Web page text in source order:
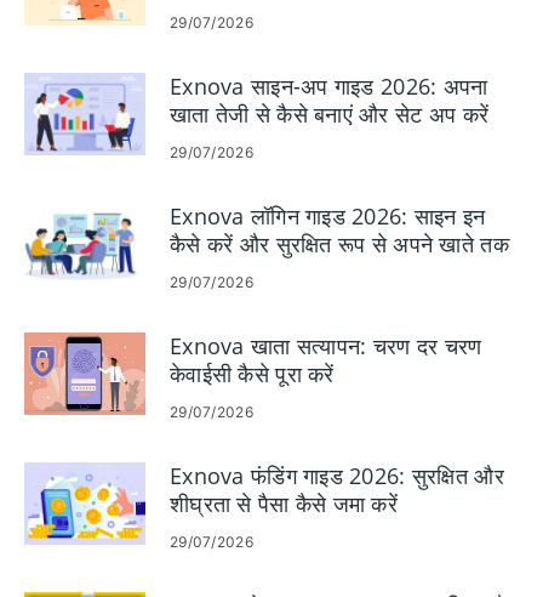
29/07/2026
Exnova साइन-अप गाइड 2026: अपना
खाता तेजी से कैसे बनाएं और सेट अप करें
29/07/2026
Exnova लॉगिन गाइड 2026: साइन इन
कैसे करें और सुरक्षित रूप से अपने खाते तक
कैसे पहुंचें
29/07/2026
Exnova खाता सत्यापन: चरण दर चरण
केवाईसी कैसे पूरा करें
29/07/2026
Exnova फंडिंग गाइड 2026: सुरक्षित और
शीघ्रता से पैसा कैसे जमा करें
29/07/2026